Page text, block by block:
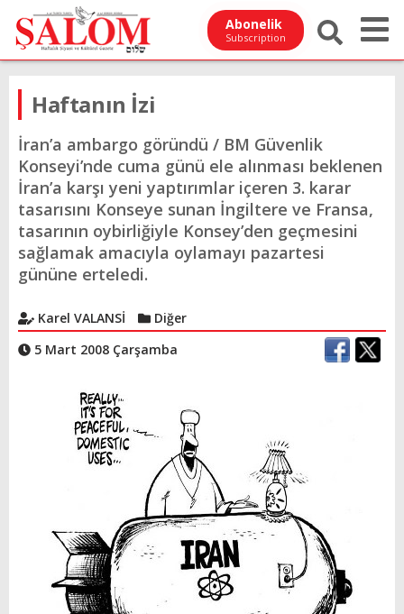
Abonelik
Subscription
Haftanın İzi
İran’a ambargo göründü / BM Güvenlik
Konseyi’nde cuma günü ele alınması beklenen
İran’a karşı yeni yaptırımlar içeren 3. karar
tasarısını Konseye sunan İngiltere ve Fransa,
tasarının oybirliğiyle Konsey’den geçmesini
sağlamak amacıyla oylamayı pazartesi
gününe erteledi.
Karel VALANSİ
Diğer
5 Mart 2008 Çarşamba